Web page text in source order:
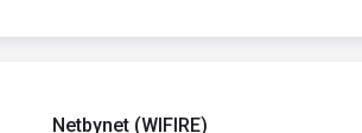
Netbynet (WIFIRE)